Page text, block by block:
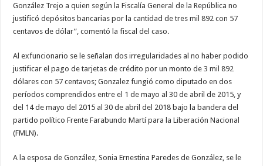
González Trejo a quien según la Fiscalía General de la República no
justificó depósitos bancarias por la cantidad de tres mil 892 con 57
centavos de dólar”, comentó la fiscal del caso.
Al exfuncionario se le señalan dos irregularidades al no haber podido
justificar el pago de tarjetas de crédito por un monto de 3 mil 892
dólares con 57 centavos; Gonzalez fungió como diputado en dos
períodos comprendidos entre el 1 de mayo al 30 de abril de 2015, y
del 14 de mayo del 2015 al 30 de abril del 2018 bajo la bandera del
partido político Frente Farabundo Martí para la Liberación Nacional
(FMLN).
A la esposa de González, Sonia Ernestina Paredes de González, se le